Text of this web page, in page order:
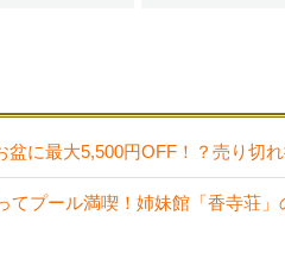
盆に最大5,500円OFF！？売り切
てプール満喫！姉妹館「香寺荘